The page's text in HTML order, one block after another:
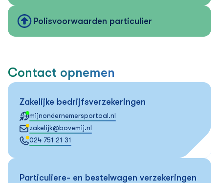
Polisvoorwaarden particulier
Contact opnemen
Zakelijke bedrijfs­verzekeringen
mijnondernemersportaal.nl
zakelijk@bovemij.nl
024 751 21 31
Particuliere- en bestelwagen verzekeringen